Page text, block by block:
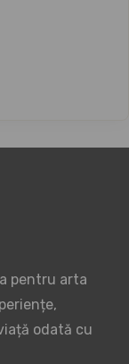
pentru arta
odată cu